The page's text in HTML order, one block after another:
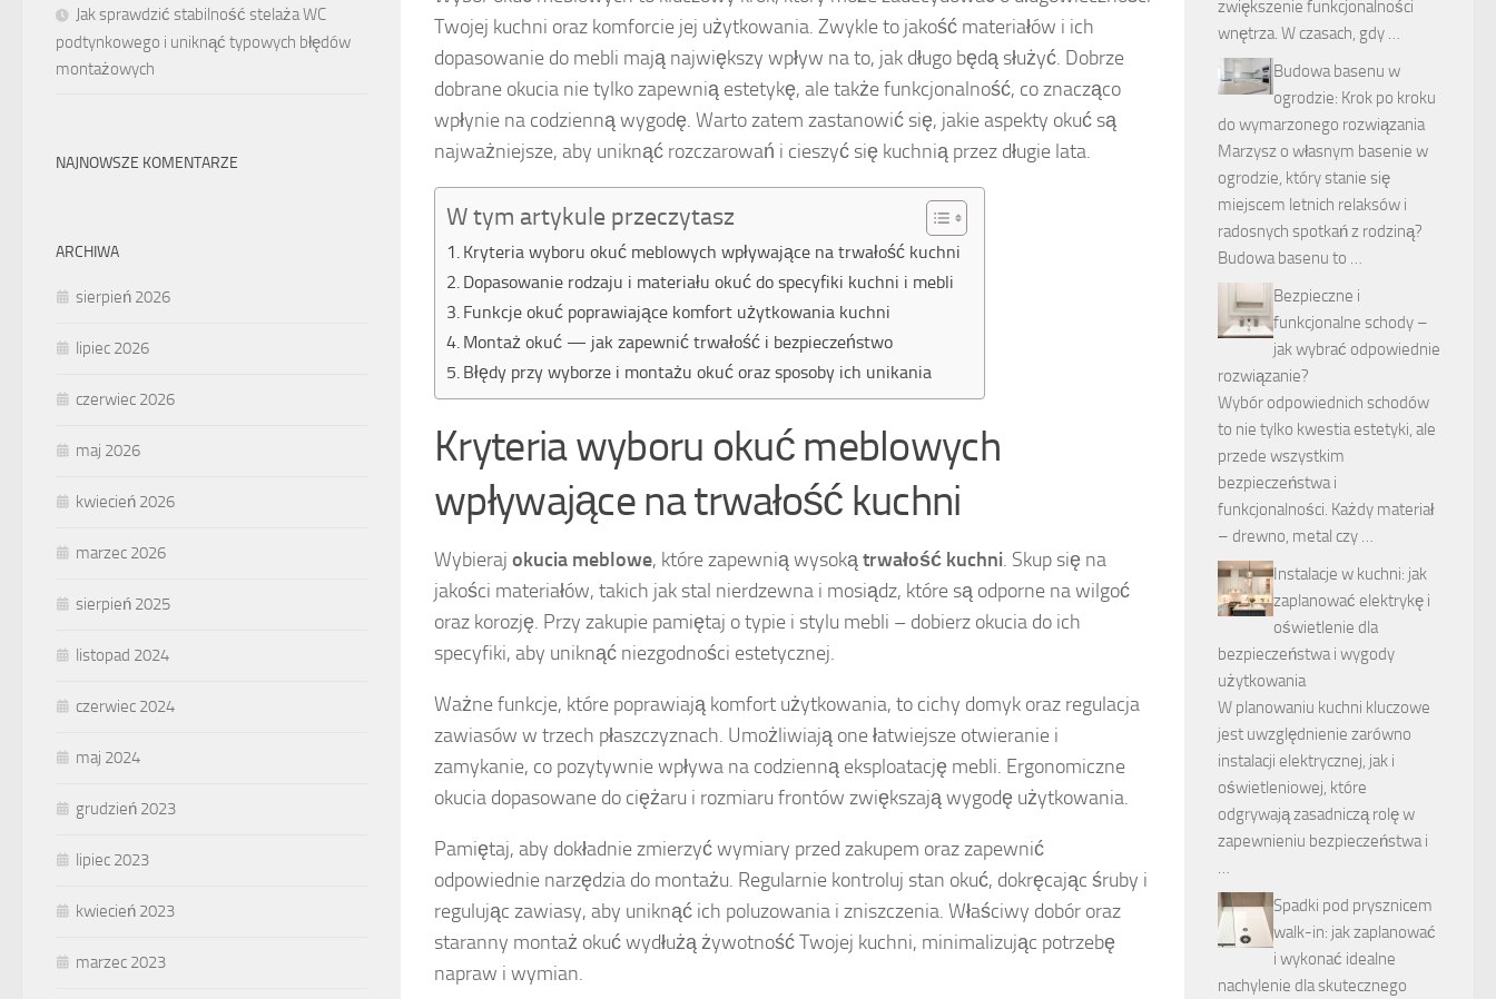
Twojej kuchni oraz komforcie jej użytkowania. Zwykle to jakość materiałów i ich
dopasowanie do mebli mają największy wpływ na to, jak długo będą służyć. Dobrze
dobrane okucia nie tylko zapewnią estetykę, ale także funkcjonalność, co znacząco
wpłynie na codzienną wygodę. Warto zatem zastanowić się, jakie aspekty okuć są
najważniejsze, aby uniknąć rozczarowań i cieszyć się kuchnią przez długie lata.
W tym artykule przeczytasz
Kryteria wyboru okuć meblowych wpływające na trwałość kuchni
Dopasowanie rodzaju i materiału okuć do specyfiki kuchni i mebli
Funkcje okuć poprawiające komfort użytkowania kuchni
Montaż okuć — jak zapewnić trwałość i bezpieczeństwo
Błędy przy wyborze i montażu okuć oraz sposoby ich unikania
Kryteria wyboru okuć meblowych
wpływające na trwałość kuchni
Wybieraj okucia meblowe, które zapewnią wysokątrwałość kuchni. Skup się na
jakości materiałów, takich jak stal nierdzewna i mosiądz, które są odporne na wilgoć
oraz korozję. Przy zakupie pamiętaj o typie i stylu mebli – dobierz okucia do ich
specyfiki, aby uniknąć niezgodności estetycznej.
Ważne funkcje, które poprawiają komfort użytkowania, to cichy domyk oraz regulacja
zawiasów w trzech płaszczyznach. Umożliwiają one łatwiejsze otwieranie i
zamykanie, co pozytywnie wpływa na codzienną eksploatację mebli. Ergonomiczne
okucia dopasowane do ciężaru i rozmiaru frontów zwiększają wygodę użytkowania.
Pamiętaj, aby dokładnie zmierzyć wymiary przed zakupem oraz zapewnić
odpowiednie narzędzia do montażu. Regularnie kontroluj stan okuć, dokręcając śruby i
regulując zawiasy, aby uniknąć ich poluzowania i zniszczenia. Właściwy dobór oraz
staranny montaż okuć wydłużą żywotność Twojej kuchni, minimalizując potrzebę
napraw i wymian.
Jak sprawdzić stabilność stelaża WC
podtynkowego i uniknąć typowych błędów
montażowych
NAJNOWSZE KOMENTARZE
ARCHIWA
sierpień 2026
lipiec 2026
czerwiec 2026
maj 2026
kwiecień 2026
marzec 2026
sierpień 2025
listopad 2024
czerwiec 2024
maj 2024
grudzień 2023
lipiec 2023
kwiecień 2023
marzec 2023
zwiększenie funkcjonalności
wnętrza. W czasach, gdy …
Budowa basenu w
ogrodzie: Krok po kroku
do wymarzonego rozwiązania
Marzysz o własnym basenie w
ogrodzie, który stanie się
miejscem letnich relaksów i
radosnych spotkań z rodziną?
Budowa basenu to …
Bezpieczne i
funkcjonalne schody –
jak wybrać odpowiednie
rozwiązanie?
Wybór odpowiednich schodów
to nie tylko kwestia estetyki, ale
przede wszystkim
bezpieczeństwa i
funkcjonalności. Każdy materiał
– drewno, metal czy …
Instalacje w kuchni: jak
zaplanować elektrykę i
oświetlenie dla
bezpieczeństwa i wygody
użytkowania
W planowaniu kuchni kluczowe
jest uwzględnienie zarówno
instalacji elektrycznej, jak i
oświetleniowej, które
odgrywają zasadniczą rolę w
zapewnieniu bezpieczeństwa i
…
Spadki pod prysznicem
walk-in: jak zaplanować
i wykonać idealne
nachylenie dla skutecznego